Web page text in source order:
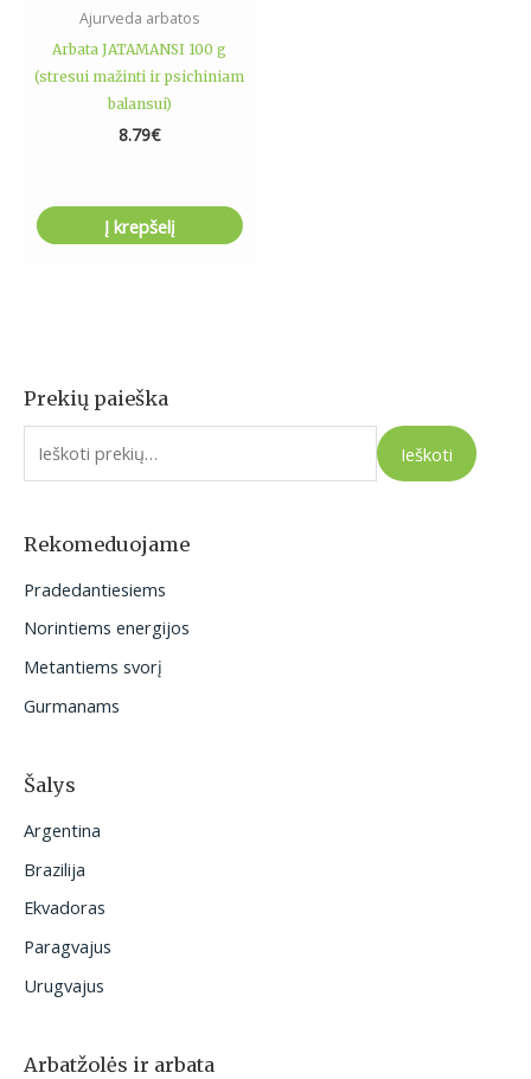
Prekių paieška
I
e
o
:
Ieškoti
Rekomeduojame
Pradedantiesiems
Norintiems energijos
Metantiems svorį
Gurmanams
Šalys
Argentina
Brazilija
Ekvadoras
Paragvajus
Urugvajus
Arbatžolės ir arbata
Ajurveda arbatos
Arbata JATAMANSI 100 g
(stresui mažinti ir psichiniam
balansui)
8.79€
Į krepšelį